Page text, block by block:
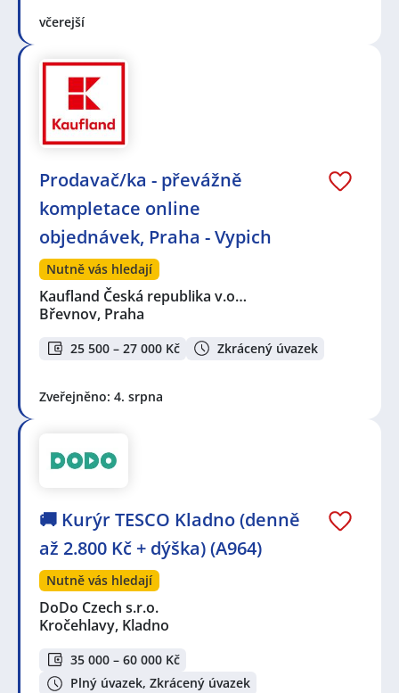
včerejší
Prodavač/ka - převážně
kompletace online
objednávek, Praha - Vypich
Nutně vás hledají
Kaufland Česká republika v.o…
Břevnov, Praha
25 500 – 27 000 Kč Zkrácený úvazek
Zveřejněno: 4. srpna
🚚 Kurýr TESCO Kladno (denně
až 2.800 Kč + dýška) (A964)
Nutně vás hledají
DoDo Czech s.r.o.
Kročehlavy, Kladno
35 000 – 60 000 Kč
Plný úvazek, Zkrácený úvazek